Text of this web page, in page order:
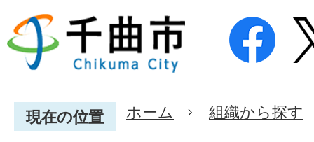
現在の位置 ホーム 組織から探す